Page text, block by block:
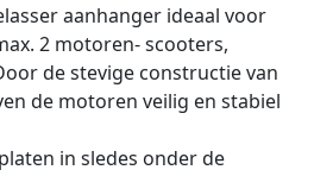
aanhanger ideaal voor
2 motoren- scooters,
de stevige constructie van
de motoren veilig en stabiel
in sledes onder de